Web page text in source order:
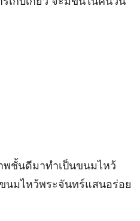
พชั้นดีมาทำเป็นขนมไหว้
นมไหว้พระจันทร์แสนอร่อย